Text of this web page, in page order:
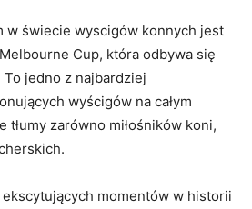
w świecie wyscigów konnych jest
Cup, która odbywa się
jedno z najbardziej
wyścigów ‍na całym
tłumy zarówno miłośników koni,
momentów w historii